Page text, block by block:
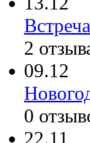
2
09.12
0
22.11